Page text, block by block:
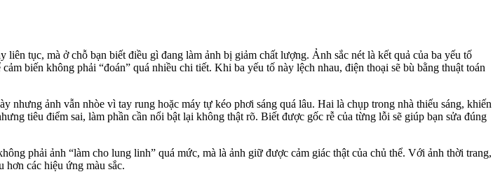
tục, mà ở chỗ bạn biết điều gì đang làm ảnh bị giảm chất lượng. Ảnh sắc nét là kết quả của ba yếu tố
biến không phải “đoán” quá nhiều chi tiết. Khi ba yếu tố này lệch nhau, điện thoại sẽ bù bằng thuật toán
ảnh vẫn nhòe vì tay rung hoặc máy tự kéo phơi sáng quá lâu. Hai là chụp trong nhà thiếu sáng, khiến
tiêu điểm sai, làm phần cần nổi bật lại không thật rõ. Biết được gốc rễ của từng lỗi sẽ giúp bạn sửa đúng
phải ảnh “làm cho lung linh” quá mức, mà là ảnh giữ được cảm giác thật của chủ thể. Với ảnh thời trang,
hơn các hiệu ứng màu sắc.